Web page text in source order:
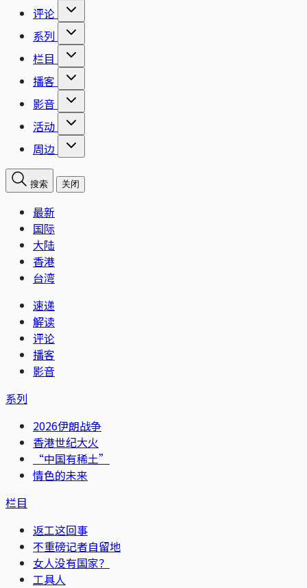
评论
系列
栏目
播客
影音
活动
周边
搜索 关闭
最新
国际
大陆
香港
台湾
速递
解读
评论
播客
影音
系列
2026伊朗战争
香港世纪大火
“中国有稀土”
情色的未来
栏目
返工这回事
不重磅记者自留地
女人没有国家？
工具人